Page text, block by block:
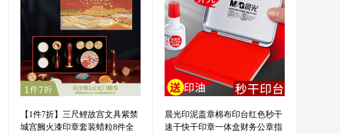
【1件7折】三尺鲤故宫文具紫禁
城宫阙火漆印章套装蜡粒8件全
晨光印泥盖章棉布印台红色秒干
速干快干印章一体盒财务公章指